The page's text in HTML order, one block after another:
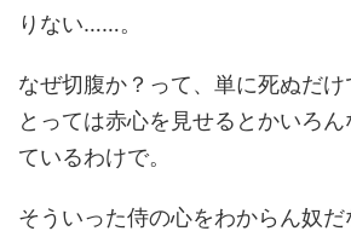
りない……。
なぜ切腹か？って、単に死ぬだ
とっては赤心を見せるとかいろ
ているわけで。
そういった侍の心をわからん奴だ